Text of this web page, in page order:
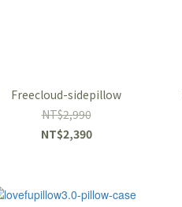
Freecloud-sidepillow
NT$2,990
NT$2,390